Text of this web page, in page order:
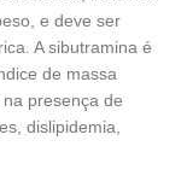
e deve ser
A sibutramina é
de massa
presença de
dislipidemia,